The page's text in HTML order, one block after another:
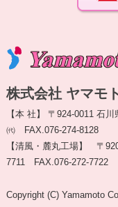
株式会社 ヤマモト
【本 社】 〒924-0011 石
㈹ FAX.076-274-8128
【清風・麓丸工場】 〒
7711 FAX.076-272-7722
Copyright (C) Yamamoto